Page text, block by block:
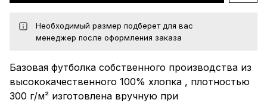
Необходимый размер подберет для вас
менеджер после оформления заказа
Базовая футболка собственного производства из
высококачественного 100% хлопка , плотностью
300 г/м² изготовлена вручную при